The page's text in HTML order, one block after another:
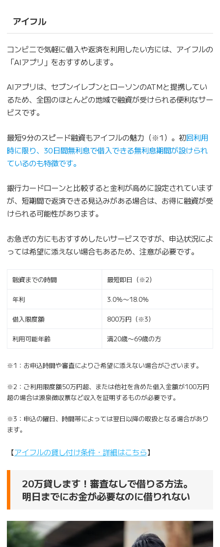
アイフル
コンビニで気軽に借入や返済を利用したい方には、アイフルの
「AIアプリ」をおすすめします。
AIアプリは、セブンイレブンとローソンのATMと提携してい
るため、全国のほとんどの地域で融資が受けられる便利なサー
ビスです。
最短9分のスピード融資もアイフルの魅力（※1）。初回利用
時に限り、30日間無利息で借入できる無利息期間が設けられ
ているのも特徴です。
銀行カードローンと比較すると金利が高めに設定されています
が、短期間で返済できる見込みがある場合は、お得に融資が受
けられる可能性があります。
お急ぎの方にもおすすめしたいサービスですが、申込状況によ
っては希望に添えない場合もあるため、注意が必要です。
融資までの時間 最短即日（※2）
年利 3.0％〜18.0％
借入限度額 800万円（※3）
利用可能年齢 満20歳〜69歳の方
※1：お申込時間や審査によりご希望に添えない場合がございます。
※2：ご利用限度額50万円超、または他社を含めた借入金額が100万円
超の場合は源泉徴収票など収入を証明するものが必要です。
※3：申込の曜日、時間帯によっては翌日以降の取扱となる場合があり
ます。
【アイフルの貸し付け条件・詳細はこちら】
20万貸します！審査なしで借りる方法。
明日までにお金が必要なのに借りれない